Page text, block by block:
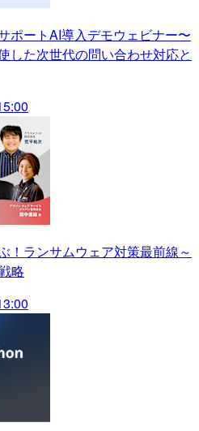
ポートAI導入デモウェビナー〜
した次世代の問い合わせ対応と
！ランサムウェア対策最前線～
略